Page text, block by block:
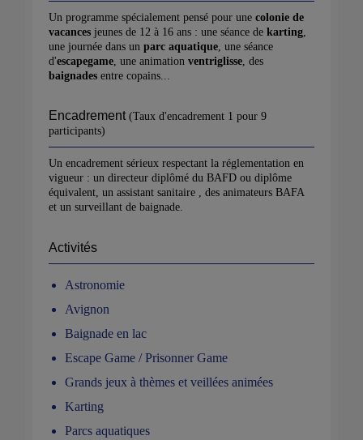
Un programme spécialement pensé pour une colonie de
vacances jeunes de 12 à 16 ans : une séance de karting
une journée dans un parc aquatique , une séance
d'escapegame , une animation ventriglisse , des
baignades entre copains...
Encadrement (Taux d'encadrement 1 pour 9
participants)
Un encadrement sérieux respectant la réglementation en
vigueur : un directeur diplômé du BAFD ou diplôme
équivalent, un assistant sanitaire , des animateurs BAFA
et un surveillant de baignade.
Activités
Astronomie
Avignon
Baignade en lac
Escape Game / Prisonner Game
Grands jeux à thèmes et veillées animées
Karting
Parcs aquatiques